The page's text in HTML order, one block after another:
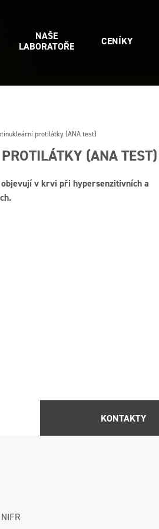
NAŠE
LABORATOŘE
CENÍKY
protilátky (ANA test)
(ANA TEST)
v krvi při hypersenzitivních a
KONTAKTY